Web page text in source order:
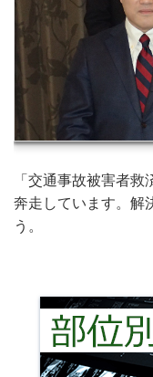
「交通事故被害者
奔走しています。解
う。